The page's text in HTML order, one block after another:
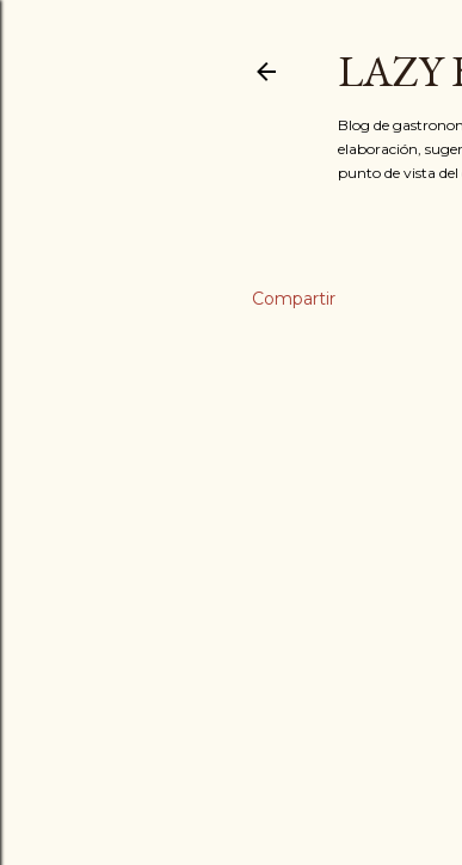
LAZY
Blog de
elaboración,
punto de vista
Compartir